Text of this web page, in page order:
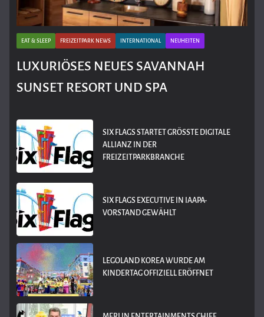
EAT & SLEEP FREIZEITPARK NEWS INTERNATIONAL NEUHEITEN
LUXURIÖSES NEUES SAVANNAH
SUNSET RESORT UND SPA
SIX FLAGS STARTET GRÖSSTE DIGITALE A
LLIANZ IN DER F
REIZEITPARKBRANCHE
SIX FLAGS EXECUTIVE IN IAAPA-
VORSTAND GEWÄHLT
LEGOLAND KOREA WURDE AM
KINDERTAG OFFIZIELL ERÖFFNET